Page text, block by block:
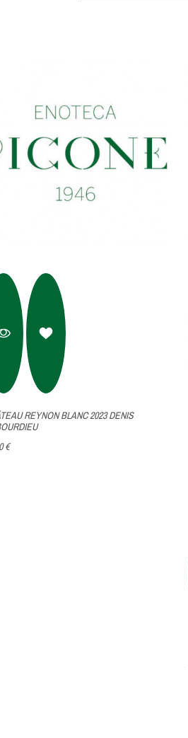
REYNON BLANC 2023 DENIS
€